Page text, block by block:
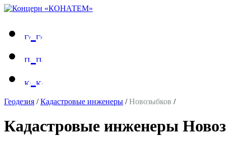
Геодезия /Кадастровые инженеры /Новозыбков /
Кадастровые инженеры